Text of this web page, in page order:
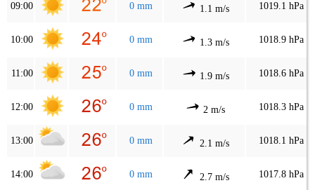
09:00 0 mm 1.1 m/s 1019.1 hPa
10:00 0 mm 1.3 m/s 1018.9 hPa
11:00 0 mm 1.9 m/s 1018.6 hPa
12:00 0 mm 2 m/s 1018.3 hPa
13:00 0 mm 2.1 m/s 1018.1 hPa
14:00 0 mm 2.7 m/s 1017.8 hPa